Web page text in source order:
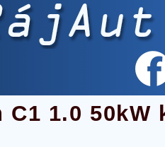
C1 1.0 50kW